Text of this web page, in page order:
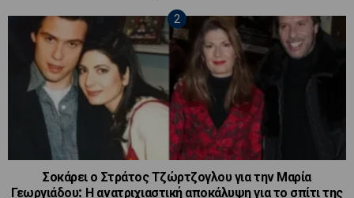
Σοκάρει ο Στράτος Τζώρτζογλου για την Μαρία
Γεωργιάδου: Η ανατριχιαστική αποκάλυψη για το σπίτι της